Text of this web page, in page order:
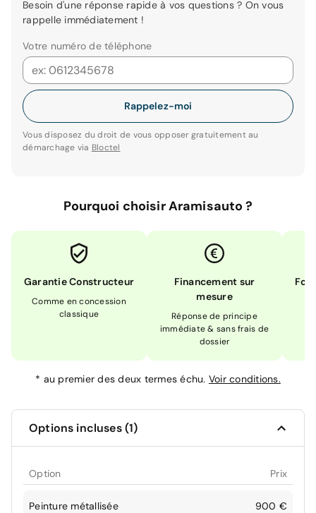
Besoin d'une réponse rapide à vos questions ? On vous
rappelle immédiatement !
Votre numéro de téléphone
Rappelez-moi
Vous disposez du droit de vous opposer gratuitement au
démarchage via Bloctel
Pourquoi choisir Aramisauto ?
Garantie Constructeur
Comme en concession
classique
Financement sur
mesure
Réponse de principe
immédiate & sans frais de
dossier
* au premier des deux termes échu. Voir conditions.
Options incluses (1)
Option Prix
Peinture métallisée 900 €